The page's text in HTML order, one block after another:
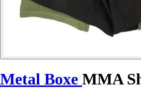
Metal Boxe MMA